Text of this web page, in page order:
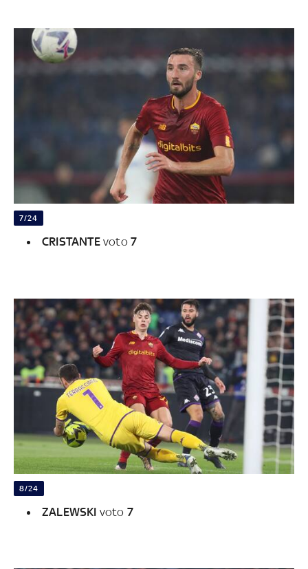
7/24
CRISTANTE voto 7
8/24
ZALEWSKI voto 7